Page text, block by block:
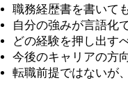
職務経歴書を書いて
自分の強みが言語化
どの経験を押し出す
今後のキャリアの方
転職前提ではないが